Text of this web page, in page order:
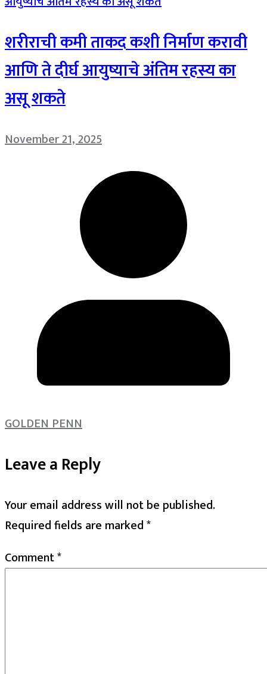
शरीराची कमी ताकद कशी निर्माण करावी
आणि ते दीर्घ आयुष्याचे अंतिम रहस्य का
असू शकते
November 21, 2025
GOLDEN PENN
Leave a Reply
Your email address will not be published.
Required fields are marked*
Comment*